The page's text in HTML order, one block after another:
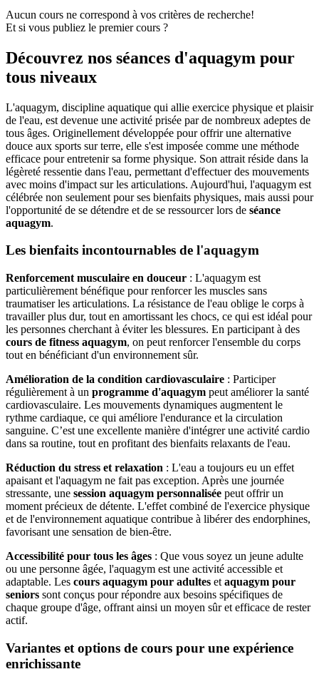
Aucun cours ne correspond à vos critères de recherche!
Et si vous publiez le premier cours ?
Découvrez nos séances d'aquagym pour
tous niveaux
L'aquagym, discipline aquatique qui allie exercice physique et plaisir
de l'eau, est devenue une activité prisée par de nombreux adeptes de
tous âges. Originellement développée pour offrir une alternative
douce aux sports sur terre, elle s'est imposée comme une méthode
efficace pour entretenir sa forme physique. Son attrait réside dans la
légèreté ressentie dans l'eau, permettant d'effectuer des mouvements
avec moins d'impact sur les articulations. Aujourd'hui, l'aquagym est
célébrée non seulement pour ses bienfaits physiques, mais aussi pour
l'opportunité de se détendre et de se ressourcer lors de séance
aquagym.
Les bienfaits incontournables de l'aquagym
Renforcement musculaire en douceur : L'aquagym est
particulièrement bénéfique pour renforcer les muscles sans
traumatiser les articulations. La résistance de l'eau oblige le corps à
travailler plus dur, tout en amortissant les chocs, ce qui est idéal pour
les personnes cherchant à éviter les blessures. En participant à des
cours de fitness aquagym, on peut renforcer l'ensemble du corps
tout en bénéficiant d'un environnement sûr.
Amélioration de la condition cardiovasculaire : Participer
régulièrement à un programme d'aquagym peut améliorer la santé
cardiovasculaire. Les mouvements dynamiques augmentent le
rythme cardiaque, ce qui améliore l'endurance et la circulation
sanguine. C’est une excellente manière d'intégrer une activité cardio
dans sa routine, tout en profitant des bienfaits relaxants de l'eau.
Réduction du stress et relaxation : L'eau a toujours eu un effet
apaisant et l'aquagym ne fait pas exception. Après une journée
stressante, une session aquagym personnalisée peut offrir un
moment précieux de détente. L'effet combiné de l'exercice physique
et de l'environnement aquatique contribue à libérer des endorphines,
favorisant une sensation de bien-être.
Accessibilité pour tous les âges : Que vous soyez un jeune adulte
ou une personne âgée, l'aquagym est une activité accessible et
adaptable. Les cours aquagym pour adultes et aquagym pour
seniors sont conçus pour répondre aux besoins spécifiques de
chaque groupe d'âge, offrant ainsi un moyen sûr et efficace de rester
actif.
Variantes et options de cours pour une expérience
enrichissante